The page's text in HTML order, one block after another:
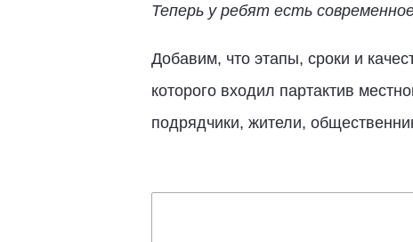
Теперь у ребят есть
Добавим, что этапы, сроки и
которого входил партактив
подрядчики, жители,